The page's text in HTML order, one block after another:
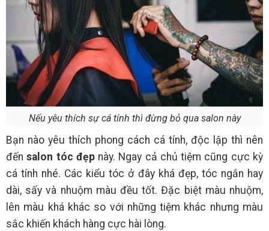
Nếu yêu thích sự cá tính thì đừng bỏ qua salon này
Bạn nào yêu thích phong cách cá tính, độc lập thì nên
đếnsalon tóc đẹpnày. Ngay cả chủ tiệm cũng cực kỳ
cá tính nhé. Các kiểu tóc ở đây khá đẹp, tóc ngắn hay
dài, sấy và nhuộm màu đều tốt. Đặc biệt màu nhuộm,
lên màu khá khác so với những tiệm khác nhưng màu
sắc khiến khách hàng cực hài lòng.